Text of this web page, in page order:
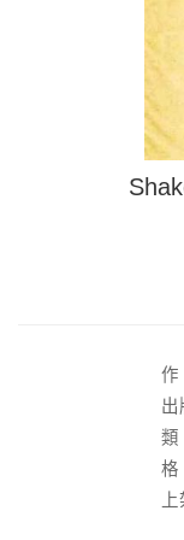
作
出
社
類
格